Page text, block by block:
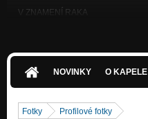
V ZNAMENÍ RAKA
S.O.S.
NOVINKY O KAPELE
Fotky Profilové fotky